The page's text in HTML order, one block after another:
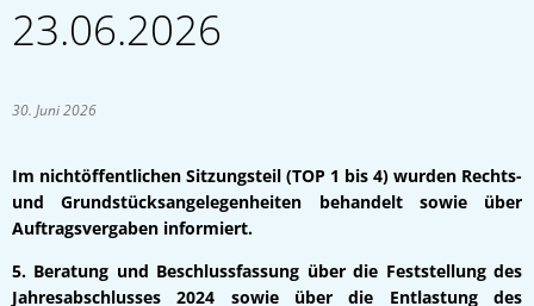
23.06.2026
30. Juni 2026
Im nichtöffentlichen Sitzungsteil (TOP 1 bis 4) wurden Rechts-
und Grundstücksangelegenheiten behandelt sowie über
Auftragsvergaben informiert.
5. Beratung und Beschlussfassung über die Feststellung des
Jahresabschlusses 2024 sowie über die Entlastung des